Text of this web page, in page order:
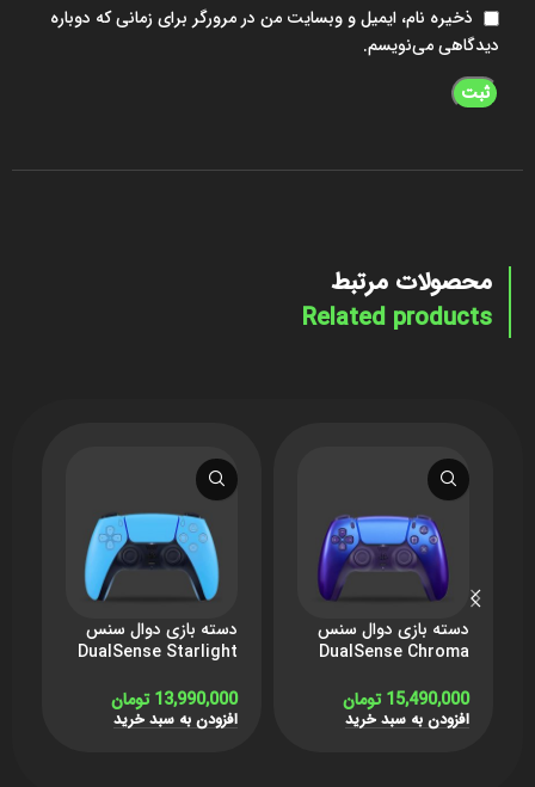
ذخیره نام، ایمیل و وبسایت من در مرورگر برای زمانی که دوباره
دیدگاهی می‌نویسم.
محصولات مرتبط
Related products
دسته بازی دوال سنس
DualSense Chroma
کروما بنفش
15,490,000 تومان
افزودن به سبد خرید
دسته بازی دوال سنس
DualSense Starlight
13,990,000 تومان
افزودن به سبد خرید